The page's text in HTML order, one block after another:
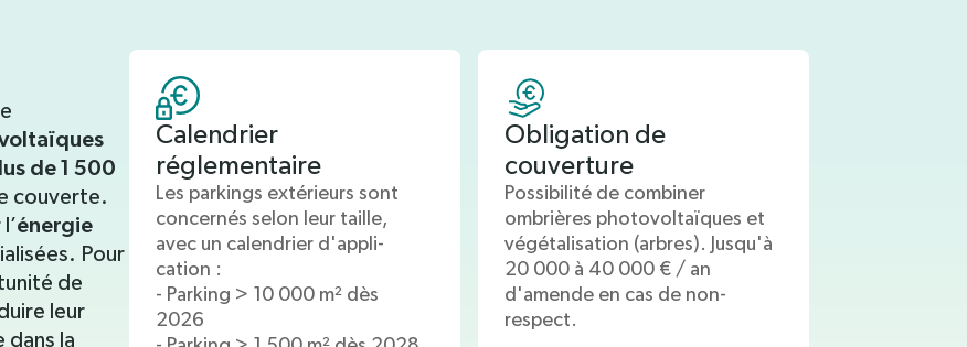
de 1 500
couverte.
énergie
Pour
de
leur
dans la
Calendrier
réglementaire
Les parkings extérieurs sont
concernés selon leur taille,
avec un calendrier d'appli-
cation :
- Parking > 10 000 m² dès
2026
Obligation de
couverture
Possibilité de combiner
ombrières photovoltaïques et
végétalisation (arbres). Jusqu'à
20 000 à 40 000 € / an
d'amende en cas de non-
respect.